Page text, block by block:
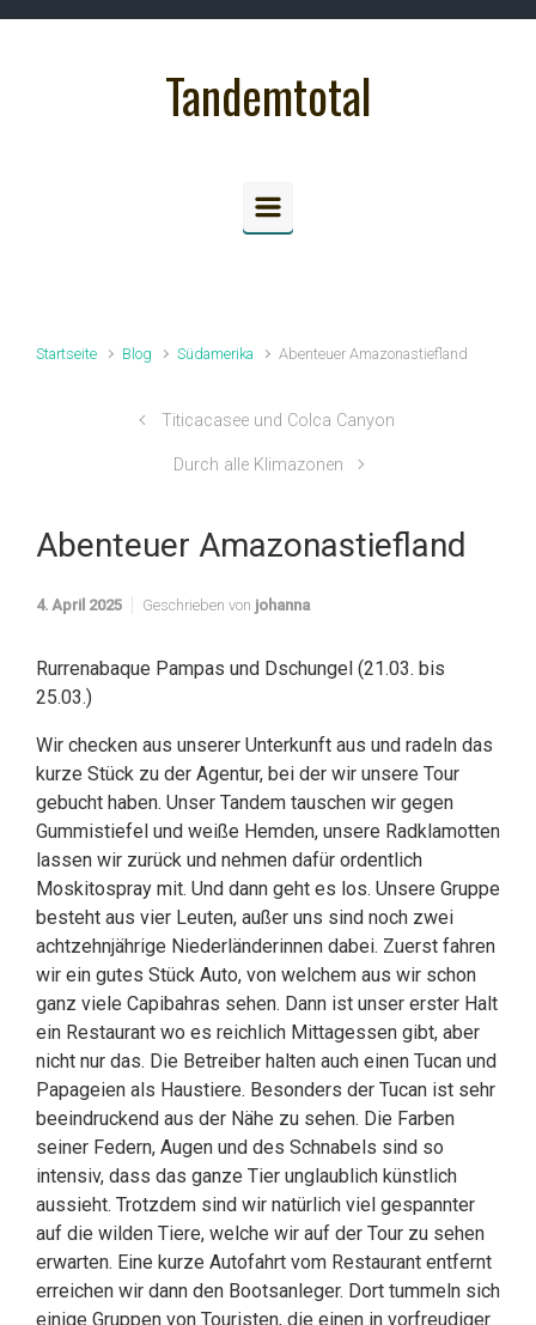
Tandemtotal
Startseite Blog Südamerika Abenteuer Amazonastiefland
Titicacasee und Colca Canyon
Durch alle Klimazonen
Abenteuer Amazonastiefland
4. April 2025 Geschrieben von johanna
Rurrenabaque Pampas und Dschungel (21.03. bis
25.03.)
Wir checken aus unserer Unterkunft aus und radeln das
kurze Stück zu der Agentur, bei der wir unsere Tour
gebucht haben. Unser Tandem tauschen wir gegen
Gummistiefel und weiße Hemden, unsere Radklamotten
lassen wir zurück und nehmen dafür ordentlich
Moskitospray mit. Und dann geht es los. Unsere Gruppe
besteht aus vier Leuten, außer uns sind noch zwei
achtzehnjährige Niederländerinnen dabei. Zuerst fahren
wir ein gutes Stück Auto, von welchem aus wir schon
ganz viele Capibahras sehen. Dann ist unser erster Halt
ein Restaurant wo es reichlich Mittagessen gibt, aber
nicht nur das. Die Betreiber halten auch einen Tucan und
Papageien als Haustiere. Besonders der Tucan ist sehr
beeindruckend aus der Nähe zu sehen. Die Farben
seiner Federn, Augen und des Schnabels sind so
intensiv, dass das ganze Tier unglaublich künstlich
aussieht. Trotzdem sind wir natürlich viel gespannter
auf die wilden Tiere, welche wir auf der Tour zu sehen
erwarten. Eine kurze Autofahrt vom Restaurant entfernt
erreichen wir dann den Bootsanleger. Dort tummeln sich
einige Gruppen von Touristen, die einen in vorfreudiger